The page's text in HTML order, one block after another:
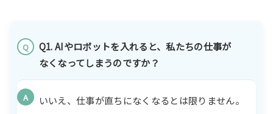
Q
Q1. AIやロボットを入れると、私たちの仕事が
なくなってしまうのですか？
A
いいえ、仕事が直ちになくなるとは限りません。